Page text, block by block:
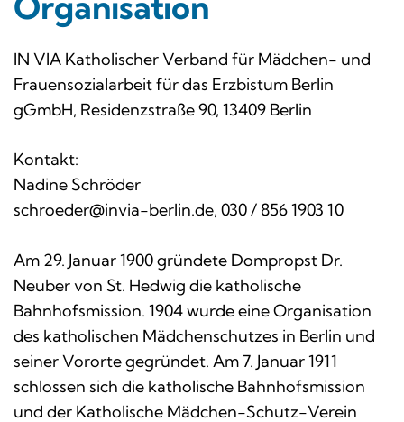
IN VIA Katholischer Verband für Mädchen- und
Frauensozialarbeit für das Erzbistum Berlin
gGmbH, Residenzstraße 90, 13409 Berlin
Kontakt:
Nadine Schröder
schroeder@invia-berlin.de, 030 / 856 1903 10
Am 29. Januar 1900 gründete Dompropst Dr.
Neuber von St. Hedwig die katholische
Bahnhofsmission. 1904 wurde eine Organisation
des katholischen Mädchenschutzes in Berlin und
seiner Vororte gegründet. Am 7. Januar 1911
schlossen sich die katholische Bahnhofsmission
und der Katholische Mädchen-Schutz-Verein